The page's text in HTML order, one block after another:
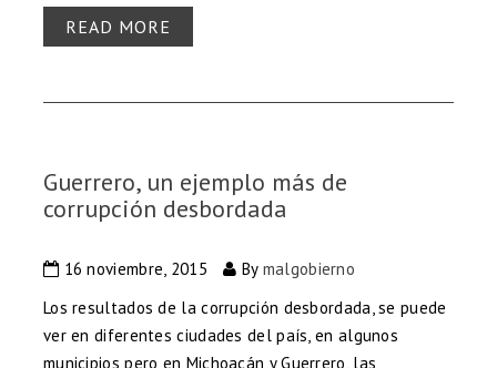
READ MORE
Guerrero, un ejemplo más de
corrupción desbordada
16 noviembre, 2015 By malgobierno
Los resultados de la corrupción desbordada, se puede
ver en diferentes ciudades del país, en algunos
municipios pero en Michoacán y Guerrero, las